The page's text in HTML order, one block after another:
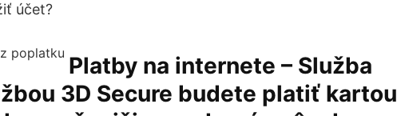
účet?
Platby na internete – Služba
3D Secure budete platiť kartou